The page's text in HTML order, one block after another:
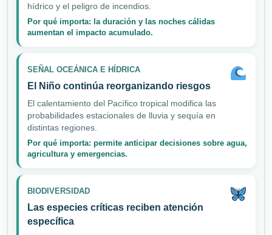
hídrico y el peligro de incendios.
Por qué importa: la duración y las noches cálidas
aumentan el impacto acumulado.
SEÑAL OCEÁNICA E HÍDRICA
El Niño continúa reorganizando riesgos
El calentamiento del Pacífico tropical modifica las
probabilidades estacionales de lluvia y sequía en
distintas regiones.
Por qué importa: permite anticipar decisiones sobre agua,
agricultura y emergencias.
BIODIVERSIDAD
Las especies críticas reciben atención
específica